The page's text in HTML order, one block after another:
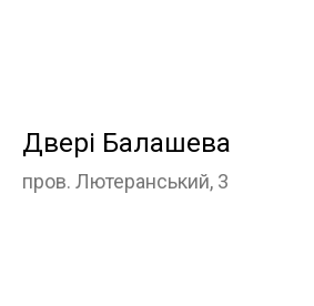
Двері Балашева
пров. Лютеранський, 3